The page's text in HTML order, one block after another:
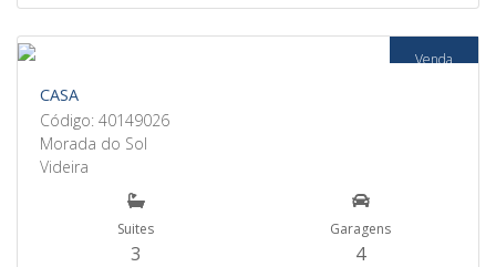
Venda
CASA
Código: 40149026
Morada do Sol
Videira
Suites
3
Garagens
4